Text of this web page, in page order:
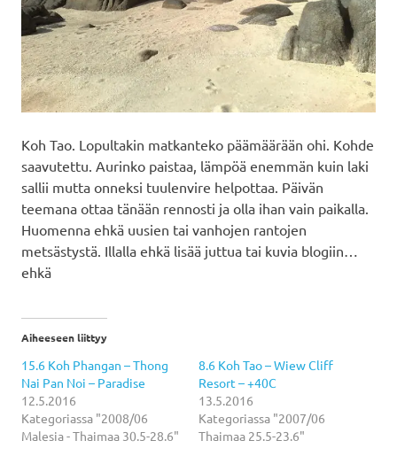
Koh Tao. Lopultakin matkanteko päämäärään ohi. Kohde
saavutettu. Aurinko paistaa, lämpöä enemmän kuin laki
sallii mutta onneksi tuulenvire helpottaa. Päivän
teemana ottaa tänään rennosti ja olla ihan vain paikalla.
Huomenna ehkä uusien tai vanhojen rantojen
metsästystä. Illalla ehkä lisää juttua tai kuvia blogiin…
ehkä
Aiheeseen liittyy
15.6 Koh Phangan – Thong
Nai Pan Noi – Paradise
12.5.2016
Kategoriassa "2008/06
Malesia - Thaimaa 30.5-28.6"
8.6 Koh Tao – Wiew Cliff
Resort – +40C
13.5.2016
Kategoriassa "2007/06
Thaimaa 25.5-23.6"